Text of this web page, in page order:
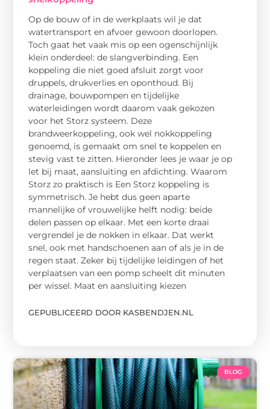
Op de bouw of in de werkplaats wil je dat
watertransport en afvoer gewoon doorlopen.
Toch gaat het vaak mis op een ogenschijnlijk
klein onderdeel: de slangverbinding. Een
koppeling die niet goed afsluit zorgt voor
druppels, drukverlies en oponthoud. Bij
drainage, bouwpompen en tijdelijke
waterleidingen wordt daarom vaak gekozen
voor het Storz systeem. Deze
brandweerkoppeling, ook wel nokkoppeling
genoemd, is gemaakt om snel te koppelen en
stevig vast te zitten. Hieronder lees je waar je op
let bij maat, aansluiting en afdichting. Waarom
Storz zo praktisch is Een Storz koppeling is
symmetrisch. Je hebt dus geen aparte
mannelijke of vrouwelijke helft nodig: beide
delen passen op elkaar. Met een korte draai
vergrendel je de nokken in elkaar. Dat werkt
snel, ook met handschoenen aan of als je in de
regen staat. Zeker bij tijdelijke leidingen of het
verplaatsen van een pomp scheelt dit minuten
per wissel. Maat en aansluiting kiezen
GEPUBLICEERD DOOR KASBENDJEN.NL
BLOG